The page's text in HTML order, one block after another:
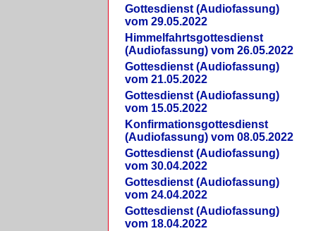
Gottesdienst (Audiofassung)
vom 29.05.2022
Himmelfahrtsgottesdienst
(Audiofassung) vom 26.05.2022
Gottesdienst (Audiofassung)
vom 21.05.2022
Gottesdienst (Audiofassung)
vom 15.05.2022
Konfirmationsgottesdienst
(Audiofassung) vom 08.05.2022
Gottesdienst (Audiofassung)
vom 30.04.2022
Gottesdienst (Audiofassung)
vom 24.04.2022
Gottesdienst (Audiofassung)
vom 18.04.2022